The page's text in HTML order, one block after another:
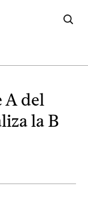
A del
la B